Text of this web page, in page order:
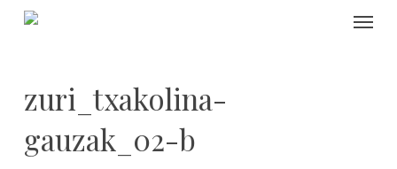
Skip
zuri_txakolina-
gauzak_02-b